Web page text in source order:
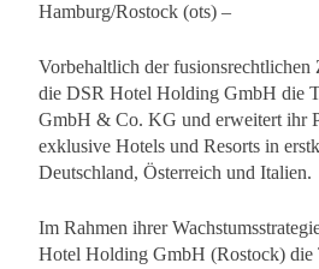
Hamburg/Rostock (ots) –
Vorbehaltlich der
die DSR Hotel Holding GmbH die
GmbH & Co. KG und erweitert ihr
exklusive Hotels und Resorts in
Deutschland, Österreich und Italien.
Im Rahmen ihrer
Hotel Holding GmbH (Rostock) die